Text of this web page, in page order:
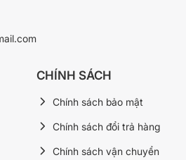
CHÍNH SÁCH
Chính sách bảo mật
Chính sách đổi trả hàng
Chính sách vận chuyển